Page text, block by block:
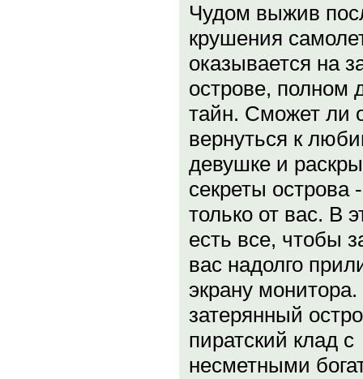
Чудом выжив
крушения
оказывается на
острове, полном
тайн. Сможет ли
вернуться к
девушке и
секреты острова
только от вас. В
есть все, чтобы
вас надолго
экрану монитора.
затерянный
пиратский клад с
несметными